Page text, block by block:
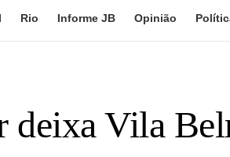
Rio Informe JB Opinião
deixa Vila